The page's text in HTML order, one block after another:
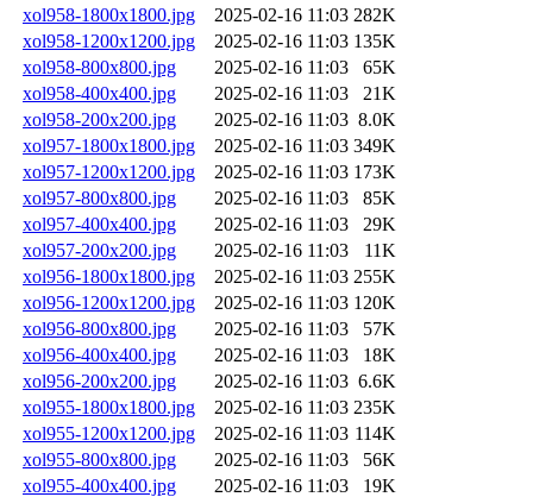
xol958-1800x1800.jpg
2025-02-16 11:03 282K
xol958-1200x1200.jpg
2025-02-16 11:03 135K
xol958-800x800.jpg
2025-02-16 11:03
65K
xol958-400x400.jpg
2025-02-16 11:03
21K
xol958-200x200.jpg
2025-02-16 11:03 8.0K
xol957-1800x1800.jpg
2025-02-16 11:03 349K
xol957-1200x1200.jpg
2025-02-16 11:03 173K
xol957-800x800.jpg
2025-02-16 11:03
85K
xol957-400x400.jpg
2025-02-16 11:03
29K
xol957-200x200.jpg
2025-02-16 11:03
11K
xol956-1800x1800.jpg
2025-02-16 11:03 255K
xol956-1200x1200.jpg
2025-02-16 11:03 120K
xol956-800x800.jpg
2025-02-16 11:03
57K
xol956-400x400.jpg
2025-02-16 11:03
18K
xol956-200x200.jpg
2025-02-16 11:03 6.6K
xol955-1800x1800.jpg
2025-02-16 11:03 235K
xol955-1200x1200.jpg
2025-02-16 11:03 114K
xol955-800x800.jpg
2025-02-16 11:03
56K
xol955-400x400.jpg
2025-02-16 11:03
19K